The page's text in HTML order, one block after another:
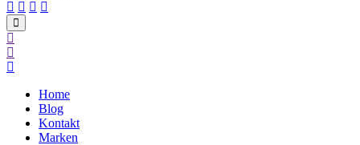
Home
Blog
Kontakt
Marken